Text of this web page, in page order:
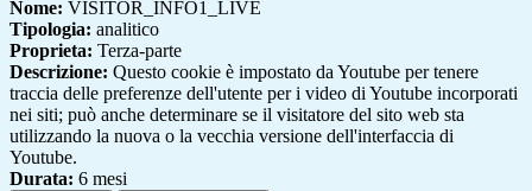
Nome: VISITOR_INFO1_LIVE
Tipologia: analitico
Proprieta: Terza-parte
Descrizione: Questo cookie è impostato da Youtube per tenere
traccia delle preferenze dell'utente per i video di Youtube incorporati
nei siti; può anche determinare se il visitatore del sito web sta
utilizzando la nuova o la vecchia versione dell'interfaccia di
Youtube.
Durata: 6 mesi